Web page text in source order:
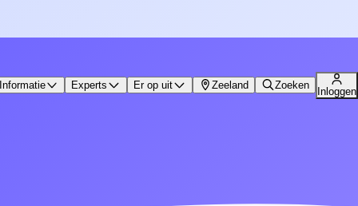
Informatie Experts Er op uit Zeeland Zoeken
Inloggen